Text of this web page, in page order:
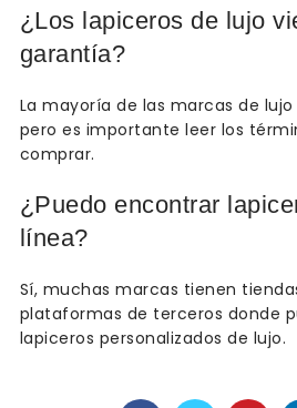
¿Los lapiceros de lujo
garantía?
La mayoría de las marcas de
pero es importante leer los
comprar.
¿Puedo encontrar
línea?
Sí, muchas marcas tienen
plataformas de terceros donde
lapiceros personalizados de lujo.